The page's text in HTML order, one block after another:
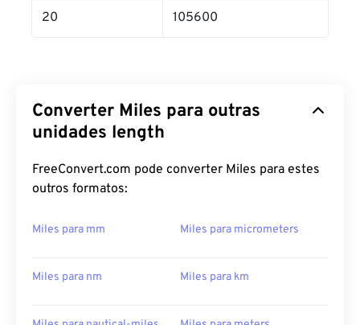
20 105600
Converter Miles para outras
unidades length
FreeConvert.com pode converter Miles para estes
outros formatos:
Miles para mm Miles para micrometers
Miles para nm Miles para km